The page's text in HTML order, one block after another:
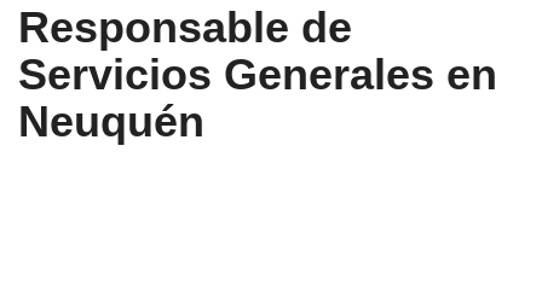
Responsable de
Servicios Generales en
Neuquén